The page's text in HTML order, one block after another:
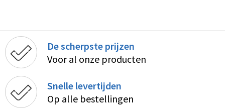
De scherpste prijzen
Voor al onze producten
Snelle levertijden
Op alle bestellingen